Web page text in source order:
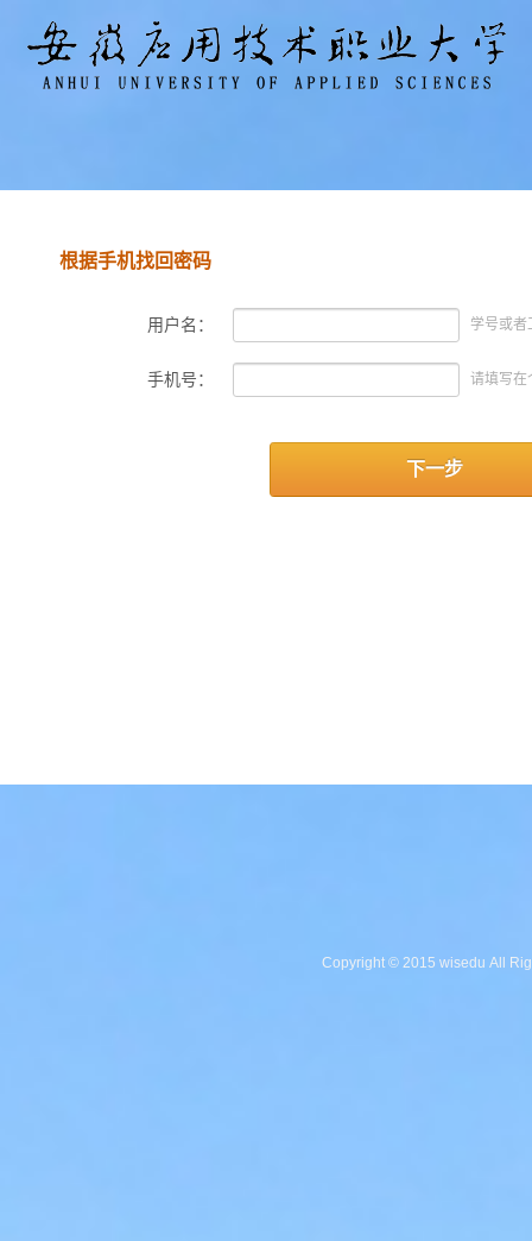
根据手机找回密码
用户名： 学号或者
手机号： 请填写在
下一步
Copyright © 2015 wisedu All